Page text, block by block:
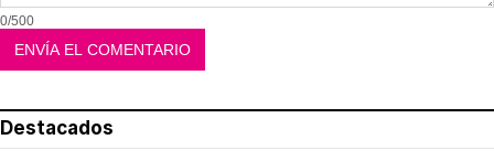
0/500
Destacados